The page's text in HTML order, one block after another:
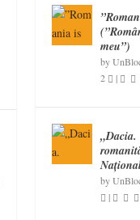
meu”)
by
2
|
by
|